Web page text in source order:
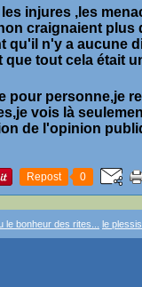
injures ,les
craignaient plus
qu'il n'y a aucune
que tout cela était
pour personne,je
vois là
de l'opinion
Repost 0
le bonheur des rites... le